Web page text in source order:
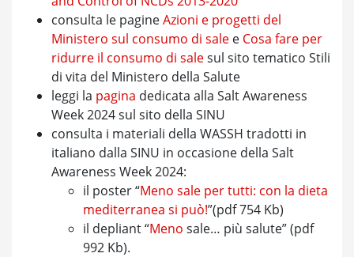
consulta le pagineAzioni e progetti del
Ministero sul consumo di sale e Cosa fare per
ridurre il consumo di salesul sito tematico Stili
di vita del Ministero della Salute
leggi la pagina dedicata alla Salt Awareness
Week 2024 sul sito della SINU
consulta i materiali della WASSH tradotti in
italiano dalla SINU in occasione della Salt
Awareness Week 2024:
il poster “Meno sale per tutti: con la dieta
mediterranea si può!”(pdf 754 Kb)
il depliant “Meno sale… più salute” (pdf
992 Kb).